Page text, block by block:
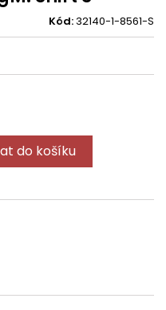
Kód:32140-1-8561-S
do košíku